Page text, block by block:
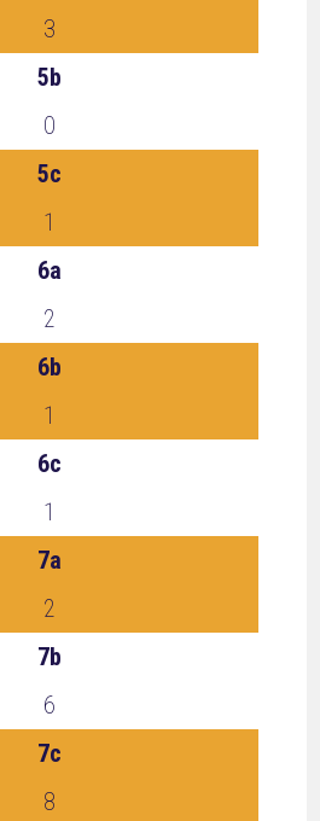
3
5b
0
5c
1
6a
2
6b
1
6c
1
7a
2
7b
6
7c
8